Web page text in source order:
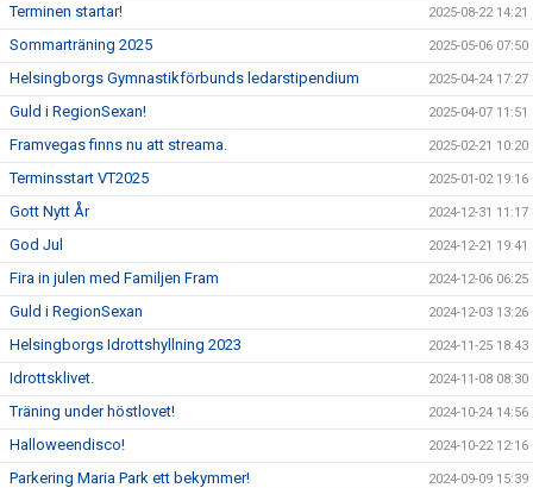
Terminen startar! 2025-08-22 14:21
Sommarträning 2025 2025-05-06 07:50
Helsingborgs Gymnastikförbunds ledarstipendium 2025-04-24 17:27
Guld i RegionSexan! 2025-04-07 11:51
Framvegas finns nu att streama. 2025-02-21 10:20
Terminsstart VT2025 2025-01-02 19:16
Gott Nytt År 2024-12-31 11:17
God Jul 2024-12-21 19:41
Fira in julen med Familjen Fram 2024-12-06 06:25
Guld i RegionSexan 2024-12-03 13:26
Helsingborgs Idrottshyllning 2023 2024-11-25 18:43
Idrottsklivet. 2024-11-08 08:30
Träning under höstlovet! 2024-10-24 14:56
Halloweendisco! 2024-10-22 12:16
Parkering Maria Park ett bekymmer! 2024-09-09 15:39